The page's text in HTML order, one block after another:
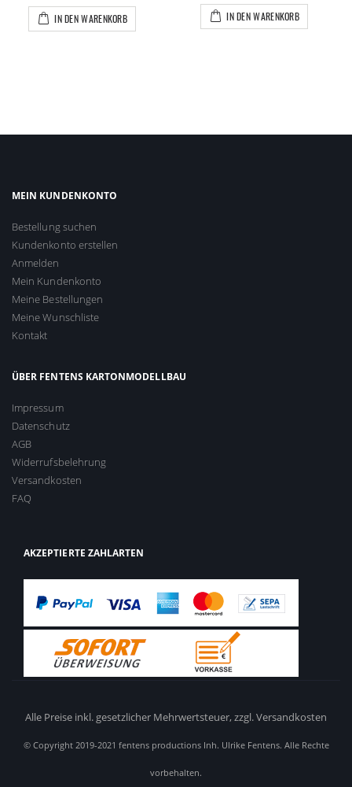
IN DEN WARENKORB IN DEN WARENKORB
MEIN KUNDENKONTO
Bestellung suchen
Kundenkonto erstellen
Anmelden
Mein Kundenkonto
Meine Bestellungen
Meine Wunschliste
Kontakt
ÜBER FENTENS KARTONMODELLBAU
Impressum
Datenschutz
AGB
Widerrufsbelehrung
Versandkosten
FAQ
AKZEPTIERTE ZAHLARTEN
Alle Preise inkl. gesetzlicher Mehrwertsteuer,zzgl. Versandkosten
© Copyright 2019-2021 fentens productions Inh. Ulrike Fentens. Alle Rechte
vorbehalten.